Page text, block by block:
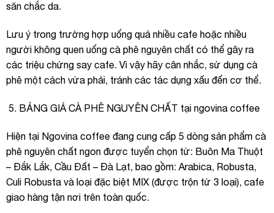
săn chắc da.
Lưu ý trong trường hợp uống quá nhiều cafe hoặc nhiều
người không quen uống cà phê nguyên chất có thể gây ra
các triệu chứng say cafe. Vì vậy hãy cân nhắc, sử dụng cà
phê một cách vừa phải, tránh các tác dụng xấu đến cơ thể.
BẢNG GIÁ CÀ PHÊ NGUYÊN CHẤT tại ngovina coffee
Hiện tại Ngovina coffee đang cung cấp 5 dòng sản phẩm cà
phê nguyên chất ngon được tuyển chọn từ: Buôn Ma Thuột
– Đắk Lắk, Cầu Đất – Đà Lạt, bao gồm: Arabica, Robusta,
Culi Robusta và loại đặc biệt MIX (được trộn từ 3 loại), cafe
giao hàng tận nơi trên toàn quốc.